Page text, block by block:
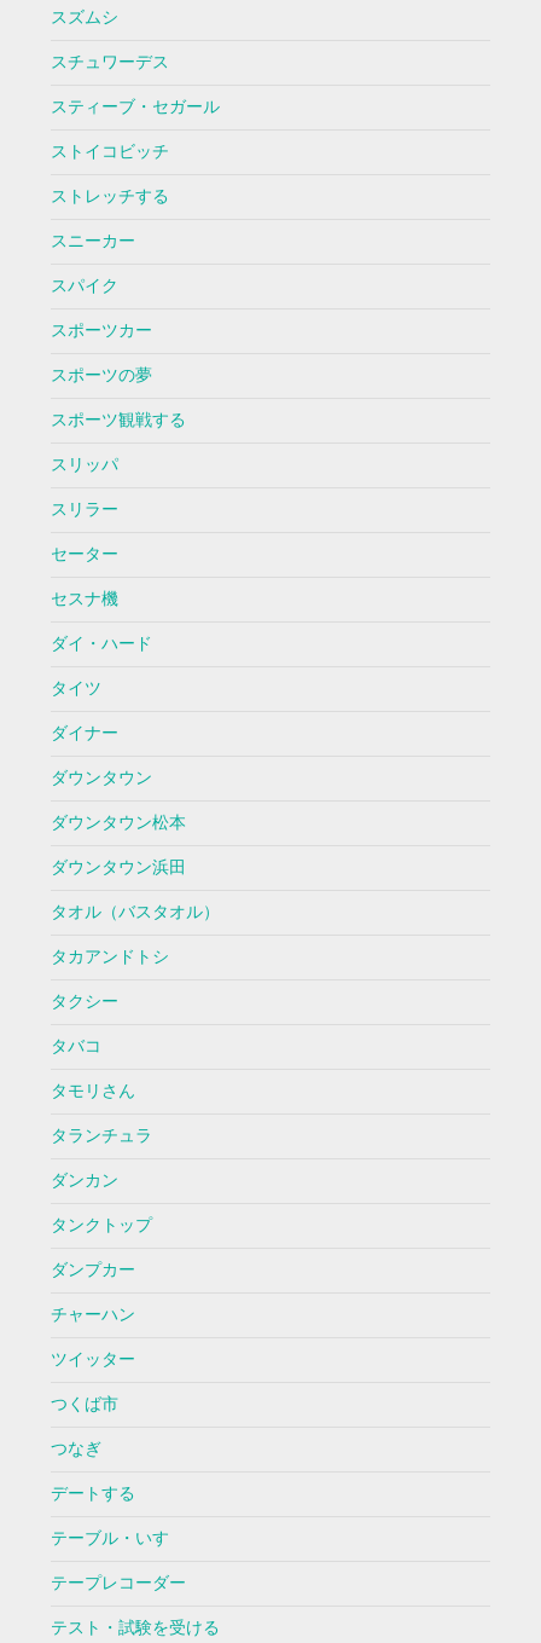
スズムシ
スチュワーデス
スティーブ・セガール
ストイコビッチ
ストレッチする
スニーカー
スパイク
スポーツカー
スポーツの夢
スポーツ観戦する
スリッパ
スリラー
セーター
セスナ機
ダイ・ハード
タイツ
ダイナー
ダウンタウン
ダウンタウン松本
ダウンタウン浜田
タオル（バスタオル）
タカアンドトシ
タクシー
タバコ
タモリさん
タランチュラ
ダンカン
タンクトップ
ダンプカー
チャーハン
ツイッター
つくば市
つなぎ
デートする
テーブル・いす
テープレコーダー
テスト・試験を受ける